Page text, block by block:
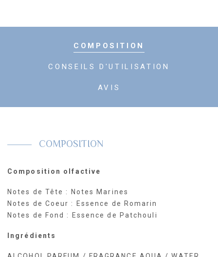
COMPOSITION
CONSEILS D'UTILISATION
AVIS
COMPOSITION
Composition olfactive
Notes de Tête : Notes Marines
Notes de Coeur : Essence de Romarin
Notes de Fond : Essence de Patchouli
Ingrédients